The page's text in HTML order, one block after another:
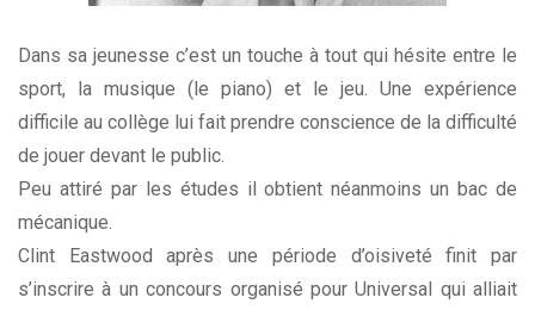
Dans sa jeunesse c’est un touche à tout qui hésite entre le
sport, la musique (le piano) et le jeu. Une expérience
difficile au collège lui fait prendre conscience de la difficulté
de jouer devant le public.
Peu attiré par les études il obtient néanmoins un bac de
mécanique.
Clint Eastwood après une période d’oisiveté finit par
s’inscrire à un concours organisé pour Universal qui alliait